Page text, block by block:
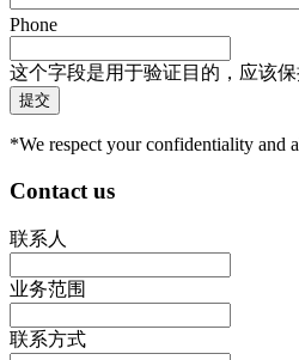
Phone
这个字段是用于验证目的，应该保
*We respect your confidentiality and
Contact us
联系人
业务范围
联系方式